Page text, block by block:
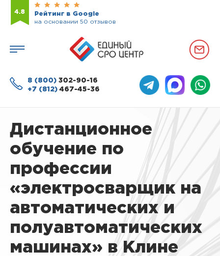
4.8
Рейтинг в Google
на основании 50 отзывов
8 (800) 302-90-16
+7 (812) 467-45-36
Дистанционное
обучение по
профессии
«электросварщик на
автоматических и
полуавтоматических
машинах» в Клине